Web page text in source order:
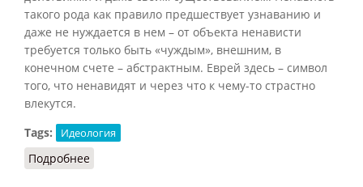
такого рода как правило предшествует узнаванию и
даже не нуждается в нем – от объекта ненависти
требуется только быть «чуждым», внешним, в
конечном счете – абстрактным. Еврей здесь – символ
того, что ненавидят и через что к чему-то страстно
влекутся.
Tags:
Идеология
Подробнее